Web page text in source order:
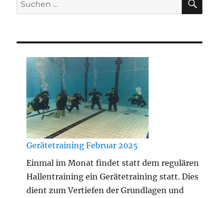
nach:
Gerätetraining Februar 2025
Einmal im Monat findet statt dem regulären
Hallentraining ein Gerätetraining statt. Dies
dient zum Vertiefen der Grundlagen und